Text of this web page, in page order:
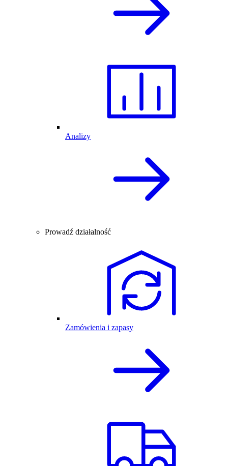
Analizy
Prowadź działalność
Zamówienia i zapasy